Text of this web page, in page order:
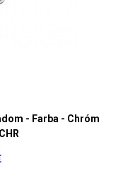
- Farba - Chróm